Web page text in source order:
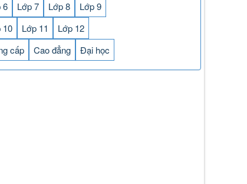
6
Lớp 7 Lớp 8
Lớp 9
10
Lớp 11
Lớp 12
cấp
Cao đẳng Đại học